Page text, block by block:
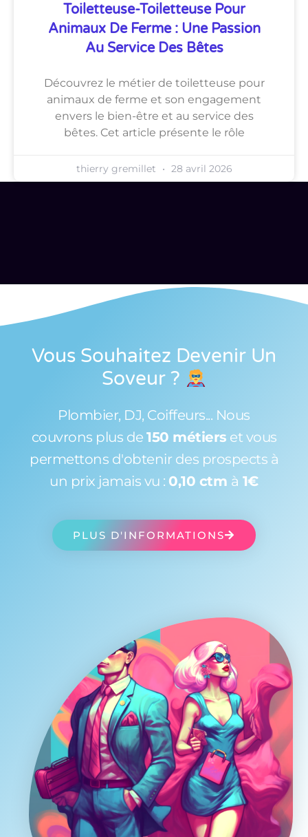
Toiletteuse-Toiletteuse Pour
Animaux De Ferme : Une Passion
Au Service Des Bêtes
Découvrez le métier de toiletteuse pour
animaux de ferme et son engagement
envers le bien-être et au service des
bêtes. Cet article présente le rôle
thierry gremillet 28 avril 2026
Vous Souhaitez Devenir Un
Soveur ?
Plombier, DJ, Coiffeurs... Nous
couvrons plus de 150 métiers et vous
permettons d'obtenir des prospects à
un prix jamais vu : 0,10 ctm à 1€
PLUS D'INFORMATIONS